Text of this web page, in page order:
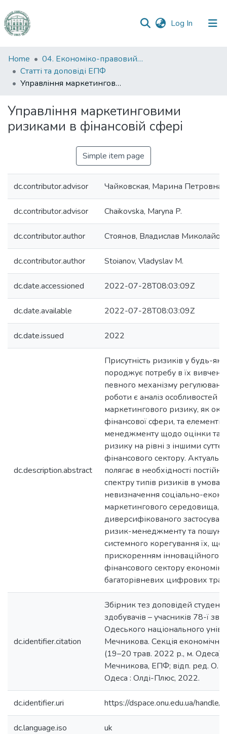
Log In (current)
Communities
&
Collections
Statistics
Home
04. Економіко-правовий факультет
Статті та доповіді ЕПФ
Управління маркетинговими ризиками в фінансовій сфері
Управління маркетинговими
ризиками в фінансовій сфері
Simple item page
dc.contributor.advisor Чайковская, Марина Петровна
dc.contributor.advisor Chaikovska, Maryna P.
dc.contributor.author Стоянов, Владислав
dc.contributor.author Stoianov, Vladyslav M.
dc.date.accessioned 2022-07-28T08:03:09Z
dc.date.available 2022-07-28T08:03:09Z
dc.date.issued 2022
dc.description.abstract
Присутність ризиків у будь-
породжує потребу в їх
певного механізму
роботи є аналіз особливостей
маркетингового ризику, як
фінансової сфери, та
менеджменту щодо оцінки та
ризику на рівні з іншими
фінансового сектору.
полягає в необхідності
спектру типів ризиків в
невизначення соціально-
маркетингового середовища,
диверсифікованого
ризик-менеджменту та пошуку
системного корегування їх, що
прискоренням інноваційного
фінансового сектору
багаторівневих цифрових
dc.identifier.citation
Збірник тез доповідей
здобувачів – учасників 78-ї
Одеського національного
Мечникова. Секція
(19–20 трав. 2022 р., м. Одеса) /
Мечникова, ЕПФ; відп. ред. О.
Одеса : Олді-Плюс, 2022.
dc.identifier.uri https://dspace.onu.edu.ua/
dc.language.iso uk